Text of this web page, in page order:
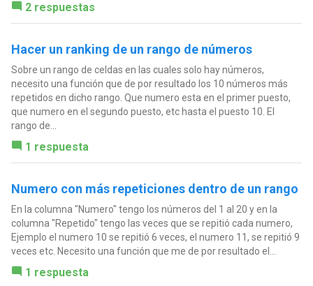
2 respuestas
Hacer un ranking de un rango de números
Sobre un rango de celdas en las cuales solo hay números,
necesito una función que de por resultado los 10 números más
repetidos en dicho rango. Que numero esta en el primer puesto,
que numero en el segundo puesto, etc hasta el puesto 10. El
rango de...
1 respuesta
Numero con más repeticiones dentro de un rango
En la columna "Numero" tengo los números del 1 al 20 y en la
columna "Repetido" tengo las veces que se repitió cada numero,
Ejemplo el numero 10 se repitió 6 veces, el numero 11, se repitió 9
veces etc. Necesito una función que me de por resultado el...
1 respuesta